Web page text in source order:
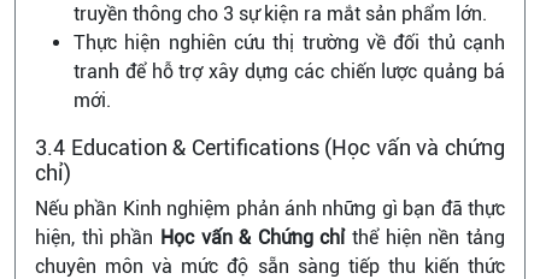
truyền thông cho 3 sự kiện ra mắt sản phẩm lớn.
Thực hiện nghiên cứu thị trường về đối thủ cạnh
tranh để hỗ trợ xây dựng các chiến lược quảng bá
mới.
3.4 Education & Certifications (Học vấn và chứng
chỉ)
Nếu phần Kinh nghiệm phản ánh những gì bạn đã thực
hiện, thì phần Học vấn & Chứng chỉthể hiện nền tảng
chuyên môn và mức độ sẵn sàng tiếp thu kiến thức